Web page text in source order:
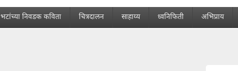
भटांच्या निवडक कविता चित्रदालन साहाय्य ध्वनिफिती अभिप्राय